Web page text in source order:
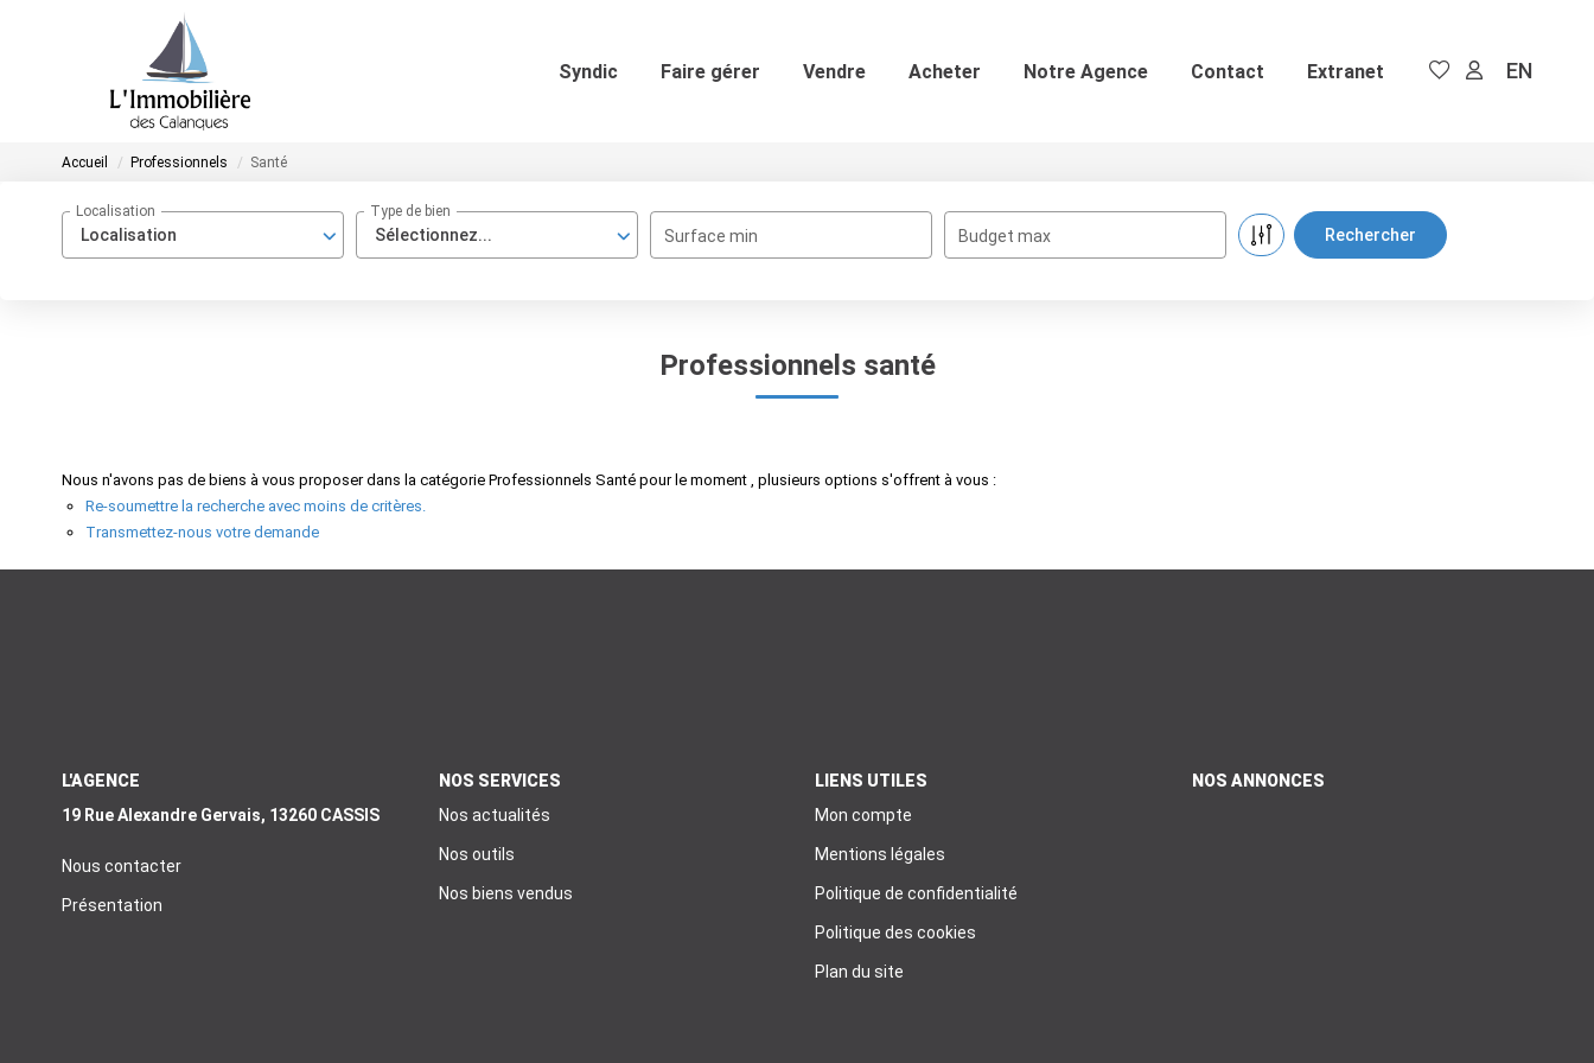
Syndic Faire gérer Vendre Acheter Notre Agence Contact Extranet EN
Accueil Professionnels Santé
Localisation
Localisation
Sélectionnez...
Type de bien
Surface min Budget max
Professionnels santé
Nous n'avons pas de biens à vous proposer dans la catégorie Professionnels Santé pour le moment , plusieurs options s'offrent à vous :
Re-soumettre la recherche avec moins de critères.
Transmettez-nous votre demande
L'AGENCE
19 Rue Alexandre Gervais, 13260 CASSIS
Nous contacter
Présentation
NOS SERVICES
Nos actualités
Nos outils
Nos biens vendus
LIENS UTILES
Mon compte
Mentions légales
Politique de confidentialité
Politique des cookies
Plan du site
NOS ANNONCES